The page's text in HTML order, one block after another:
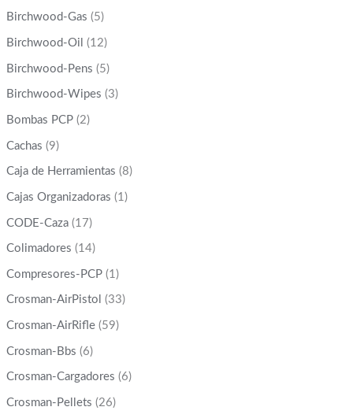
Birchwood-Gas (5)
Birchwood-Oil (12)
Birchwood-Pens (5)
Birchwood-Wipes (3)
Bombas PCP (2)
Cachas (9)
Caja de Herramientas (8)
Cajas Organizadoras (1)
CODE-Caza (17)
Colimadores (14)
Compresores-PCP (1)
Crosman-AirPistol (33)
Crosman-AirRifle (59)
Crosman-Bbs (6)
Crosman-Cargadores (6)
Crosman-Pellets (26)